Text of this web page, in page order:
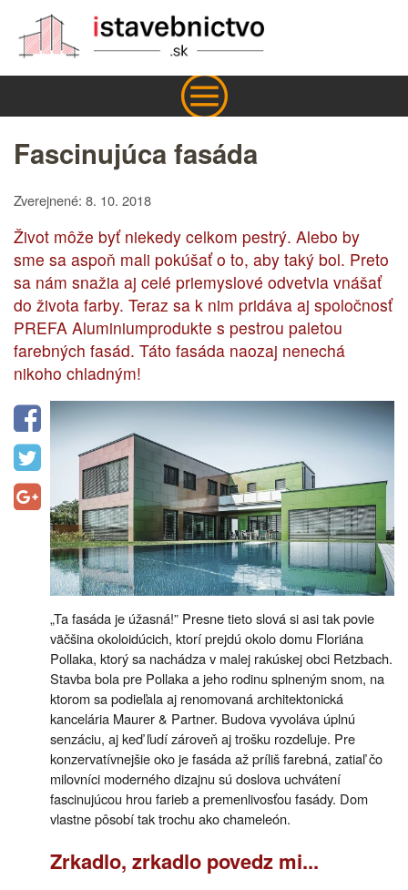
Fascinujúca fasáda
Zverejnené: 8. 10. 2018
Život môže byť niekedy celkom pestrý. Alebo by
sme sa aspoň mali pokúšať o to, aby taký bol. Preto
sa nám snažia aj celé priemyslové odvetvia vnášať
do života farby. Teraz sa k nim pridáva aj spoločnosť
PREFA Aluminiumprodukte s pestrou paletou
farebných fasád. Táto fasáda naozaj nenechá
nikoho chladným!
„Ta fasáda je úžasná!” Presne tieto slová si asi tak povie
väčšina okoloidúcich, ktorí prejdú okolo domu Floriána
Pollaka, ktorý sa nachádza v malej rakúskej obci Retzbach.
Stavba bola pre Pollaka a jeho rodinu splneným snom, na
ktorom sa podieľala aj renomovaná architektonická
kancelária Maurer & Partner. Budova vyvoláva úplnú
senzáciu, aj keď ľudí zároveň aj trošku rozdeľuje. Pre
konzervatívnejšie oko je fasáda až príliš farebná, zatiaľ čo
milovníci moderného dizajnu sú doslova uchvátení
fascinujúcou hrou farieb a premenlivosťou fasády. Dom
vlastne pôsobí tak trochu ako chameleón.
Zrkadlo, zrkadlo povedz mi...